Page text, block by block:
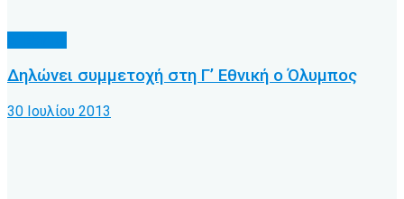
Δηλώνει συμμετοχή στη Γ’ Εθνική ο Όλυμπος
30 Ιουλίου 2013